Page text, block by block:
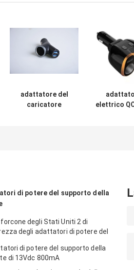
adattatore del
caricatore
elettrico
di potere del supporto della
forcone degli Stati Uniti 2 di
degli adattatori di potere del
di potere del supporto della
di 13Vdc 800mA